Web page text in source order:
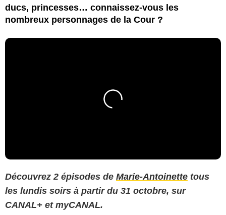
ducs, princesses… connaissez-vous les
nombreux personnages de la Cour ?
Découvrez 2 épisodes de Marie-Antoinette tous
les lundis soirs à partir du 31 octobre, sur
CANAL+ et myCANAL.